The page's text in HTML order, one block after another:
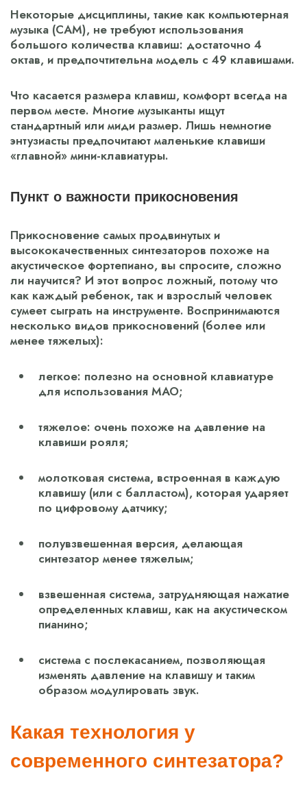
Некоторые дисциплины, такие как компьютерная
музыка (CAM), не требуют использования
большого количества клавиш: достаточно 4
октав, и предпочтительна модель с 49 клавишами.
Что касается размера клавиш, комфорт всегда на
первом месте. Многие музыканты ищут
стандартный или миди размер. Лишь немногие
энтузиасты предпочитают маленькие клавиши
«главной» мини-клавиатуры.
Пункт о важности прикосновения
Прикосновение самых продвинутых и
высококачественных синтезаторов похоже на
акустическое фортепиано, вы спросите, сложно
ли научится? И этот вопрос ложный, потому что
как каждый ребенок, так и взрослый человек
сумеет сыграть на инструменте. Воспринимаются
несколько видов прикосновений (более или
менее тяжелых):
легкое: полезно на основной клавиатуре
для использования MAO;
тяжелое: очень похоже на давление на
клавиши рояля;
молотковая система, встроенная в каждую
клавишу (или с балластом), которая ударяет
по цифровому датчику;
полувзвешенная версия, делающая
синтезатор менее тяжелым;
взвешенная система, затрудняющая нажатие
определенных клавиш, как на акустическом
пианино;
система с послекасанием, позволяющая
изменять давление на клавишу и таким
образом модулировать звук.
Какая технология у
современного синтезатора?